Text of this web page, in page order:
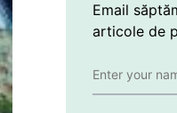
Email
articole de